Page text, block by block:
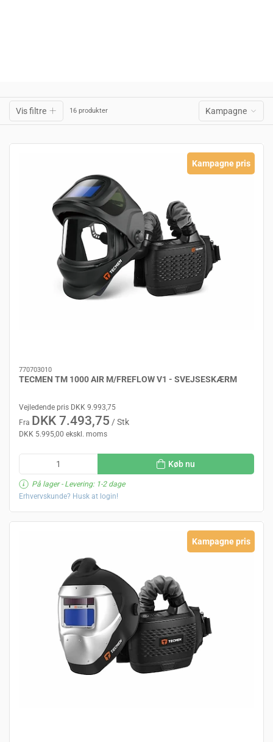
Vis filtre 16 produkter Kampagne
Kampagne pris
770703010
TECMEN TM 1000 AIR M/FREFLOW V1 - SVEJSESKÆRM
Vejledende pris DKK 9.993,75
Fra DKK 7.493,75 / Stk
DKK 5.995,00 ekskl. moms
Køb nu
På lager- Levering: 1-2 dage
Erhvervskunde? Husk at login!
Kampagne pris